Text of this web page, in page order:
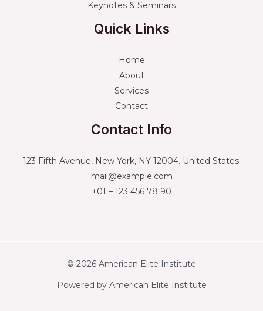
Keynotes & Seminars
Quick Links
Home
About
Services
Contact
Contact Info
123 Fifth Avenue, New York, NY 12004. United States.
mail@example.com
+01 – 123 456 78 90
© 2026 American Elite Institute
Powered by American Elite Institute